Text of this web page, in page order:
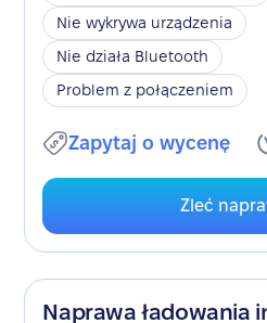
Nie wykrywa urządzenia
Nie działa Bluetooth
Problem z połączeniem
Zapytaj o wycenę
Zleć
Naprawa ładowania